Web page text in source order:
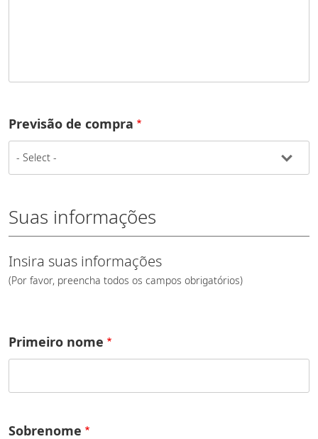
Previsão de compra
Suas informações
Insira suas informações
(Por favor, preencha todos os campos obrigatórios)
Primeiro nome
Sobrenome